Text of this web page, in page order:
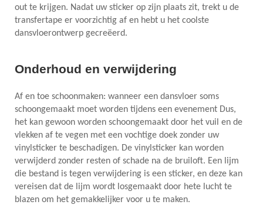
out te krijgen. Nadat uw sticker op zijn plaats zit, trekt u de
transfertape er voorzichtig af en hebt u het coolste
dansvloerontwerp gecreëerd.
Onderhoud en verwijdering
Af en toe schoonmaken: wanneer een dansvloer soms
schoongemaakt moet worden tijdens een evenement Dus,
het kan gewoon worden schoongemaakt door het vuil en de
vlekken af te vegen met een vochtige doek zonder uw
vinylsticker te beschadigen. De vinylsticker kan worden
verwijderd zonder resten of schade na de bruiloft. Een lijm
die bestand is tegen verwijdering is een sticker, en deze kan
vereisen dat de lijm wordt losgemaakt door hete lucht te
blazen om het gemakkelijker voor u te maken.